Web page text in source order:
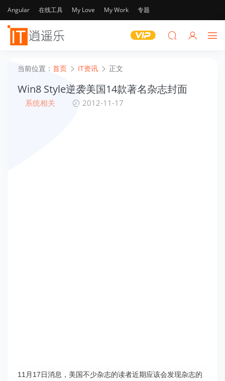
Angular 在线工具 My Love My Work 专题
当前位置： 首页 IT资讯 正文
Win8 Style逆袭美国14款著名杂志封面
系统相关 2012-11-17
11月17日消息，美国不少杂志的读者近期应该会发现杂志的